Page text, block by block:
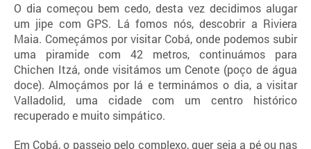
O dia começou bem cedo, desta vez decidimos alugar
um jipe com GPS. Lá fomos nós, descobrir a Riviera
Maia. Começámos por visitar Cobá, onde podemos subir
uma piramide com 42 metros, continuámos para
Chichen Itzá, onde visitámos um Cenote (poço de água
doce). Almoçámos por lá e terminámos o dia, a visitar
Valladolid, uma cidade com um centro histórico
recuperado e muito simpático.
Em Cobá, o passeio pelo complexo, quer seja a pé ou nas